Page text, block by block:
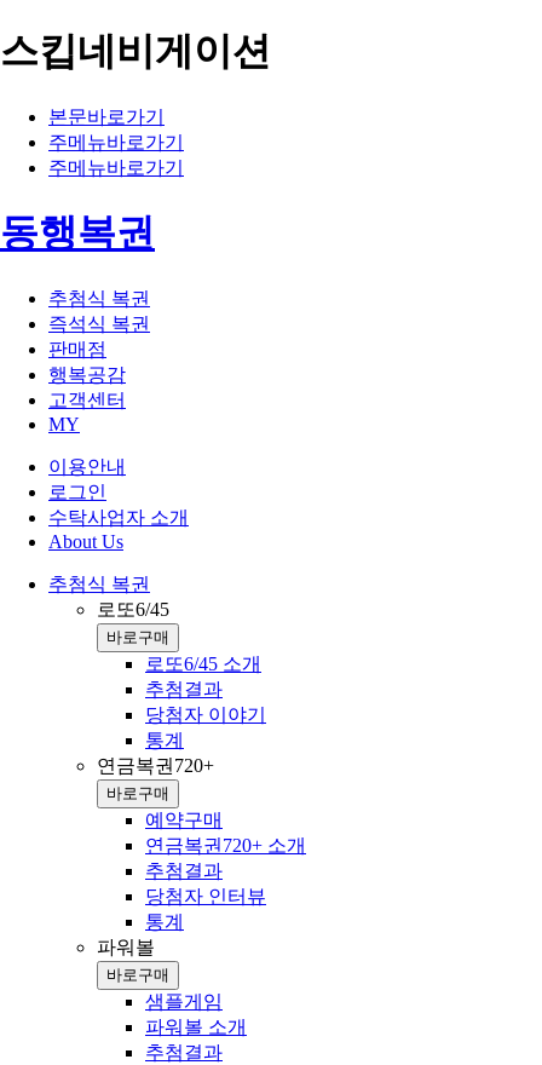
스킵네비게이션
본문바로가기
주메뉴바로가기
주메뉴바로가기
동행복권
추첨식 복권
즉석식 복권
판매점
행복공감
고객센터
MY
이용안내
로그인
수탁사업자 소개
About Us
추첨식 복권
로또6/45
바로구매
로또6/45 소개
추첨결과
당첨자 이야기
통계
연금복권720+
바로구매
예약구매
연금복권720+ 소개
추첨결과
당첨자 인터뷰
통계
파워볼
바로구매
샘플게임
파워볼 소개
추첨결과